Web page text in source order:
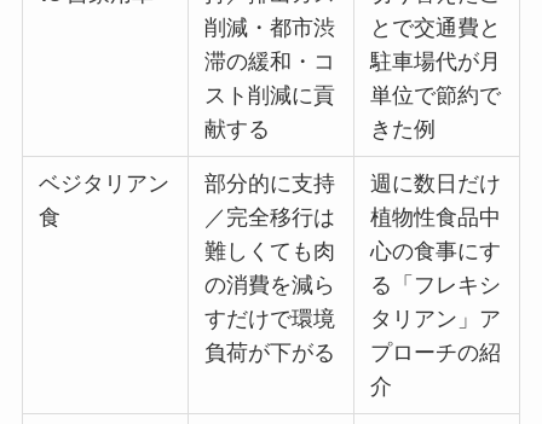
削減・都市渋
滞の緩和・コ
スト削減に貢
献する
とで交通費と
駐車場代が月
単位で節約で
きた例
ベジタリアン
食
部分的に支持
／完全移行は
難しくても肉
の消費を減ら
すだけで環境
負荷が下がる
週に数日だけ
植物性食品中
心の食事にす
る「フレキシ
タリアン」ア
プローチの紹
介